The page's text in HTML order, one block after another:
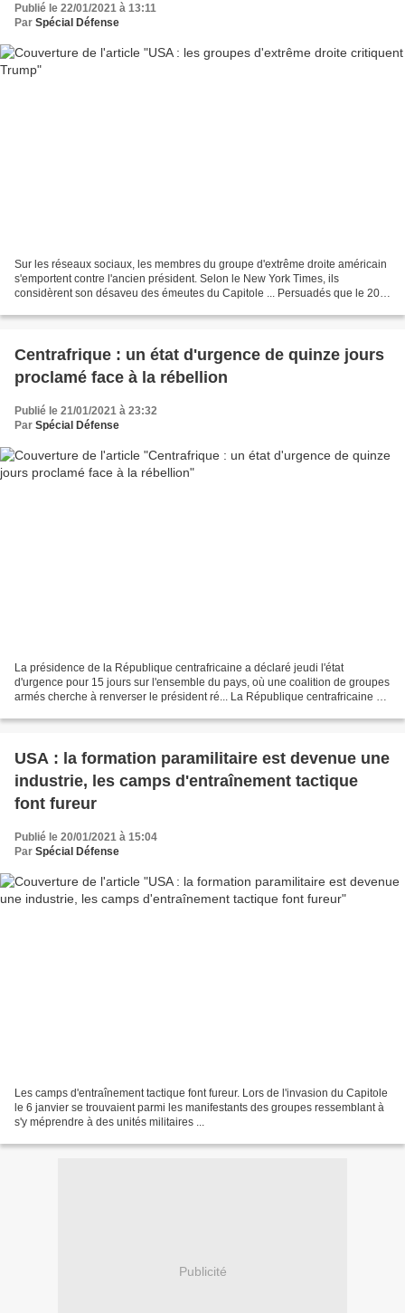
Publié le 22/01/2021 à 13:11
Par Spécial Défense
Sur les réseaux sociaux, les membres du groupe d'extrême droite américain
s'emportent contre l'ancien président. Selon le New York Times, ils
considèrent son désaveu des émeutes du Capitole ... Persuadés que le 20
Centrafrique : un état d'urgence de quinze jours
proclamé face à la rébellion
Publié le 21/01/2021 à 23:32
Par Spécial Défense
La présidence de la République centrafricaine a déclaré jeudi l'état
d'urgence pour 15 jours sur l'ensemble du pays, où une coalition de groupes
armés cherche à renverser le président ré... La République centrafricaine a
USA : la formation paramilitaire est devenue une
industrie, les camps d'entraînement tactique
font fureur
Publié le 20/01/2021 à 15:04
Par Spécial Défense
Les camps d'entraînement tactique font fureur. Lors de l'invasion du Capitole
le 6 janvier se trouvaient parmi les manifestants des groupes ressemblant à
s'y méprendre à des unités militaires ...
Publicité